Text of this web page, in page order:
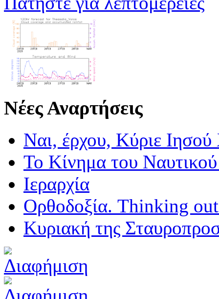
Νέες Αναρτήσεις
Ναι, έρχου, Κύριε Ιησού
Το Κίνημα του
Ιεραρχία
Ορθοδοξία. Thinking
Κυριακή της